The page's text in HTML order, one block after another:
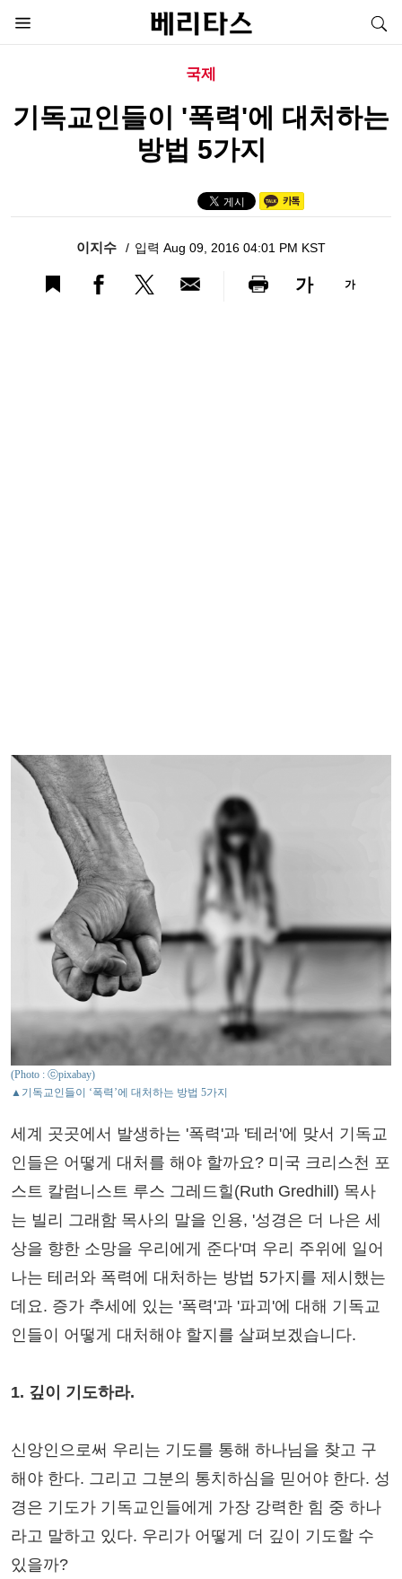
국제
기독교인들이 '폭력'에 대처하는
방법 5가지
이지수 입력 Aug 09, 2016 04:01 PM KST
가 가
(Photo : ⓒpixabay)
▲기독교인들이 ‘폭력’에 대처하는 방법 5가지
세계 곳곳에서 발생하는 '폭력'과 '테러'에 맞서 기독교
인들은 어떻게 대처를 해야 할까요? 미국 크리스천 포
스트 칼럼니스트 루스 그레드힐(Ruth Gredhill) 목사
는 빌리 그래함 목사의 말을 인용, '성경은 더 나은 세
상을 향한 소망을 우리에게 준다'며 우리 주위에 일어
나는 테러와 폭력에 대처하는 방법 5가지를 제시했는
데요. 증가 추세에 있는 '폭력'과 '파괴'에 대해 기독교
인들이 어떻게 대처해야 할지를 살펴보겠습니다.
1. 깊이 기도하라.
신앙인으로써 우리는 기도를 통해 하나님을 찾고 구
해야 한다. 그리고 그분의 통치하심을 믿어야 한다. 성
경은 기도가 기독교인들에게 가장 강력한 힘 중 하나
라고 말하고 있다. 우리가 어떻게 더 깊이 기도할 수
있을까?